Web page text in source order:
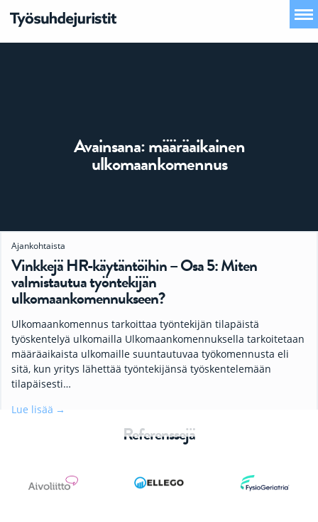
Avainsana:määräaikainen
ulkomaankomennus
Ajankohtaista
Vinkkejä HR-käytäntöihin – Osa 5: Miten
valmistautua työntekijän
ulkomaankomennukseen?
Ulkomaankomennus tarkoittaa työntekijän tilapäistä
työskentelyä ulkomailla Ulkomaankomennuksella tarkoitetaan
määräaikaista ulkomaille suuntautuvaa työkomennusta eli
sitä, kun yritys lähettää työntekijänsä työskentelemään
tilapäisesti…
Lue lisää
Referenssejä